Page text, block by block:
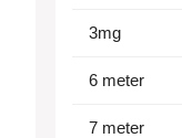
3mg
6 meter
7 meter